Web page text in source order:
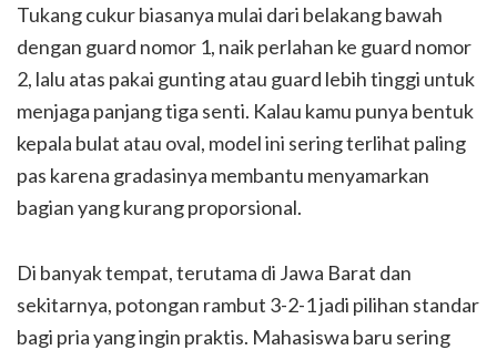
Tukang cukur biasanya mulai dari belakang bawah
dengan guard nomor 1, naik perlahan ke guard nomor
2, lalu atas pakai gunting atau guard lebih tinggi untuk
menjaga panjang tiga senti. Kalau kamu punya bentuk
kepala bulat atau oval, model ini sering terlihat paling
pas karena gradasinya membantu menyamarkan
bagian yang kurang proporsional.
Di banyak tempat, terutama di Jawa Barat dan
sekitarnya, potongan rambut 3-2-1 jadi pilihan standar
bagi pria yang ingin praktis. Mahasiswa baru sering